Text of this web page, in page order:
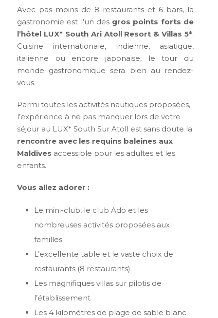
Avec pas moins de 8 restaurants et 6 bars, la
gastronomie est l’un des gros points forts de
l’hôtel LUX* South Ari Atoll Resort & Villas 5*.
Cuisine internationale, indienne, asiatique,
italienne ou encore japonaise, le tour du
monde gastronomique sera bien au rendez-
vous.
Parmi toutes les activités nautiques proposées,
l’expérience à ne pas manquer lors de votre
séjour au LUX* South Sur Atoll est sans doute la
rencontre avec les requins baleines aux
Maldives accessible pour les adultes et les
enfants.
Vous allez adorer :
Le mini-club, le club Ado et les
nombreuses activités proposées aux
familles
L’excellente table et le vaste choix de
restaurants (8 restaurants)
Les magnifiques villas sur pilotis de
l’établissement
Les 4 kilomètres de plage de sable blanc